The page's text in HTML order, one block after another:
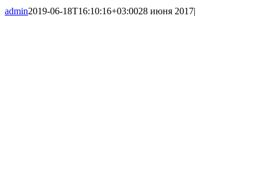
admin2019-06-18T16:10:16+03:0028 июня 2017|